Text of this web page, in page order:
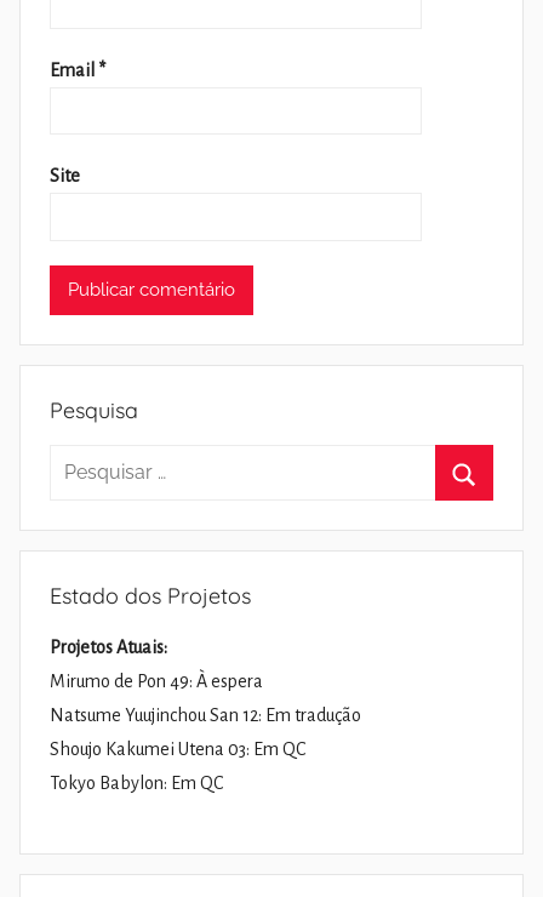
Email *
Site
Pesquisa
Pesquisar
Estado dos Projetos
Projetos Atuais:
Mirumo de Pon 49: À espera
Natsume Yuujinchou San 12: Em tradução
Shoujo Kakumei Utena 03: Em QC
Tokyo Babylon: Em QC